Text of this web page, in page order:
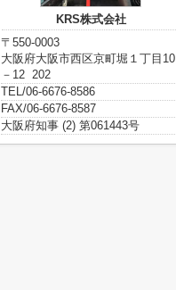
KRS株式会社
〒550-0003
大阪府大阪市西区京町堀１丁目10
－12 202
TEL/06-6676-8586
FAX/06-6676-8587
大阪府知事 (2) 第061443号